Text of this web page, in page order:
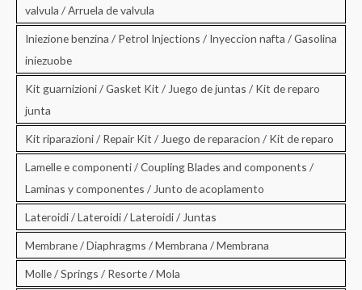
valvula / Arruela de valvula
Iniezione benzina / Petrol Injections / Inyeccion nafta / Gasolina
iniezuobe
Kit guarnizioni / Gasket Kit / Juego de juntas / Kit de reparo
junta
Kit riparazioni / Repair Kit / Juego de reparacion / Kit de reparo
Lamelle e componenti / Coupling Blades and components /
Laminas y componentes / Junto de acoplamento
Lateroidi / Lateroidi / Lateroidi / Juntas
Membrane / Diaphragms / Membrana / Membrana
Molle / Springs / Resorte / Mola